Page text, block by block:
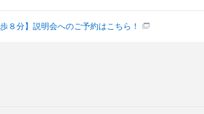
８分】説明会へのご予約はこちら！